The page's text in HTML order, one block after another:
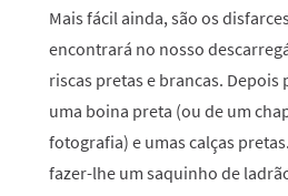
Mais fácil ainda, são os
encontrará no nosso
riscas pretas e brancas. Depois
uma boina preta (ou de um
fotografia) e umas calças
fazer-lhe um saquinho de